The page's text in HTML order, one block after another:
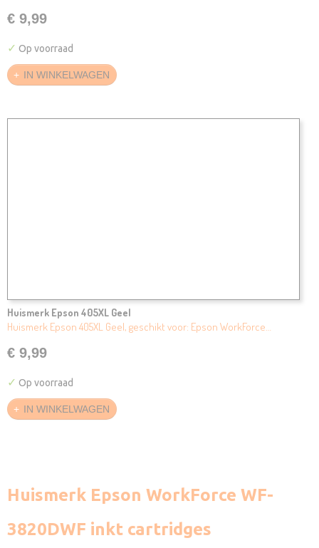
€ 9,99
✓ Op voorraad
IN WINKELWAGEN
Huismerk Epson 405XL Geel
Huismerk Epson 405XL Geel, geschikt voor: Epson WorkForce…
€ 9,99
✓ Op voorraad
IN WINKELWAGEN
Huismerk Epson WorkForce WF-
3820DWF inkt cartridges